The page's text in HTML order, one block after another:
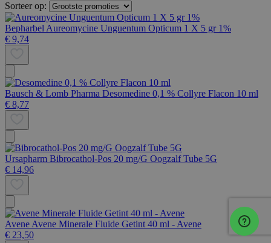
Sorteer op:
Bepharbel Aureomycine Unguentum Opticum 1 X 5 gr 1%
€ 9,74
Bausch & Lomb Pharma Desomedine 0,1 % Collyre Flacon 10 ml
€ 8,77
Ursapharm Bibrocathol-Pos 20 mg/G Oogzalf Tube 5G
€ 14,96
Avene Avene Minerale Fluide Getint 40 ml - Avene
€ 23,50